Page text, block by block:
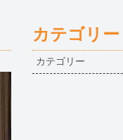
カテゴリー
カテゴリー